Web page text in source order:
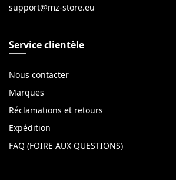
Service clientèle
Nous contacter
Marques
Réclamations et retours
Expédition
FAQ (FOIRE AUX QUESTIONS)